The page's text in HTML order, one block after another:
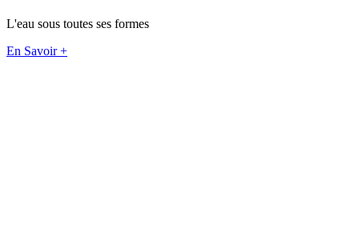
L'eau sous toutes ses formes
En Savoir +